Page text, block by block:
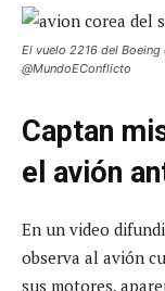
El vuelo 2216 del
@MundoEConflicto
Captan
el avión
En un video
observa al avión
sus motores,